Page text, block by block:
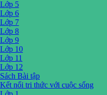
Lớp 5
Lớp 6
Lớp 7
Lớp 8
Lớp 9
Lớp 10
Lớp 11
Lớp 12
Sách Bài tập
Kết nối tri thức với cuộc sống